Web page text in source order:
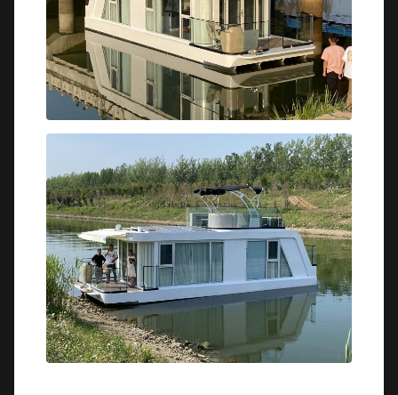
Dekking voor boten
Met dank aan
lampje.
Afneembare vissersstoel